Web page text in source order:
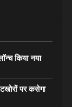
किया नया
पर कसेगा